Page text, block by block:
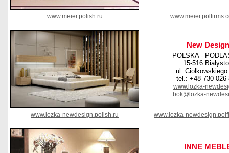
www.meier.polish.ru
New Design
POLSKA -
15-516
ul. Ciołkowskiego
tel.: +48 730 026
www.lozka-
bok@lozka-
www.lozka-newdesign.polish.ru www.lozka-
INNE